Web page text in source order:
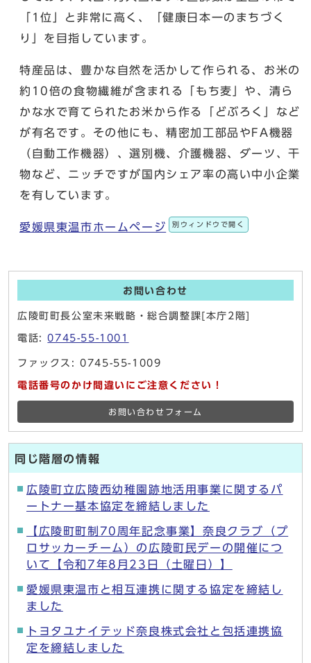
「1位」と非常に高く、「健康日本一のまちづく
り」を目指しています。
特産品は、豊かな自然を活かして作られる、お米の
約10倍の食物繊維が含まれる「もち麦」や、清ら
かな水で育てられたお米から作る「どぶろく」など
が有名です。その他にも、精密加工部品やFA機器
（自動工作機器）、選別機、介護機器、ダーツ、干
物など、ニッチですが国内シェア率の高い中小企業
を有しています。
愛媛県東温市ホームページ 別ウィンドウで開く
お問い合わせ
広陵町町長公室未来戦略・総合調整課[本庁2階]
電話:0745-55-1001
ファックス: 0745-55-1009
電話番号のかけ間違いにご注意ください！
お問い合わせフォーム
同じ階層の情報
広陵町立広陵西幼稚園跡地活用事業に関するパ
ートナー基本協定を締結しました
【広陵町町制70周年記念事業】奈良クラブ（プ
ロサッカーチーム）の広陵町民デーの開催につ
いて【令和7年8月23日（土曜日）】
愛媛県東温市と相互連携に関する協定を締結し
ました
トヨタユナイテッド奈良株式会社と包括連携協
定を締結しました